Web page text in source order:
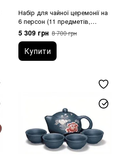
Набір для чайної церемонії на
6 персон (11 предметів,
Ісинська глина)
5 309 грн 8 700 грн
Купити